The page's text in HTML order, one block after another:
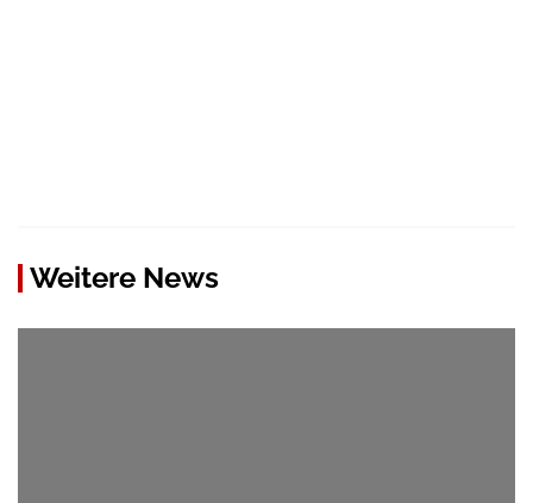
Weitere News